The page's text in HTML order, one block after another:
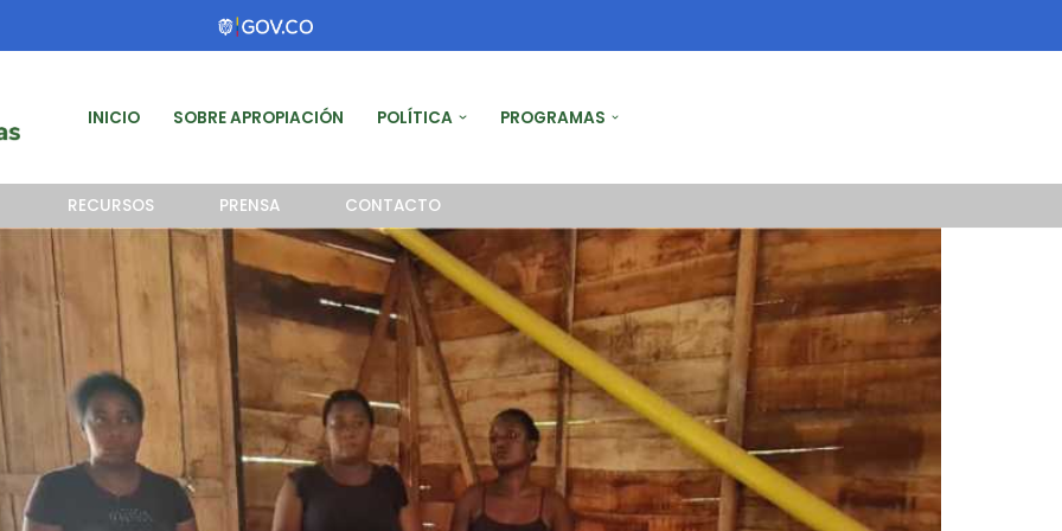
INICIO SOBRE APROPIACIÓN POLÍTICA PROGRAMAS
RECURSOS PRENSA CONTACTO